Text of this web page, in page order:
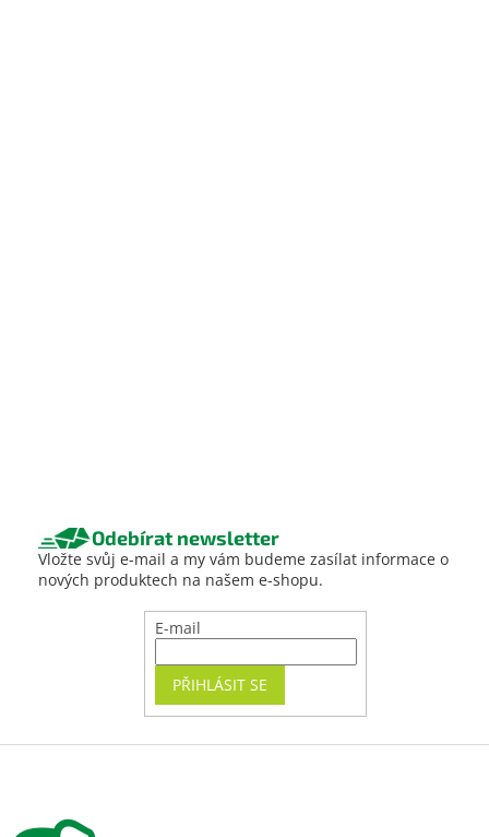
Odebírat newsletter
Vložte svůj e-mail a my vám budeme zasílat informace o
nových produktech na našem e-shopu.
E-mail
PŘIHLÁSIT SE